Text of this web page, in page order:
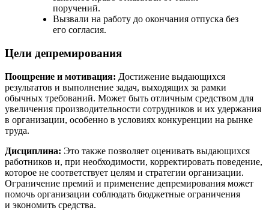
поручений.
Вызвали на работу до окончания отпуска без
его согласия.
Цели депремирования
Поощрение и мотивация: Достижение выдающихся
результатов и выполнение задач, выходящих за рамки
обычных требований. Может быть отличным средством для
увеличения производительности сотрудников и их удержания
в организации, особенно в условиях конкуренции на рынке
труда.
Дисциплина: Это также позволяет оценивать выдающихся
работников и, при необходимости, корректировать поведение,
которое не соответствует целям и стратегии организации.
Ограничение премий и применение депремирования может
помочь организации соблюдать бюджетные ограничения
и экономить средства.